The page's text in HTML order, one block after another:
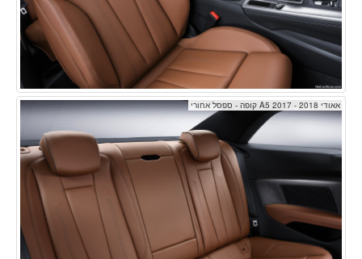
אאודי A5 2017 - 2018 קופה - ספסל אחורי